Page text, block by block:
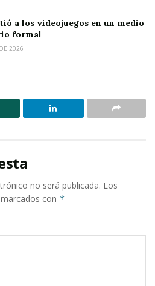
a los videojuegos en un medio
formal
2026
no será publicada. Los
con *